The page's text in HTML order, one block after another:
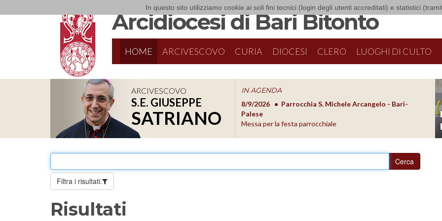
In questo sito utilizziamo cookie ai soli fini tecnici (login degli utenti accreditati) e statistici
Arcidiocesi di Bari Bitonto
HOME ARCIVESCOVO CURIA DIOCESI CLERO LUOGHI DI CULTO
ARCIVESCOVO
S.E. GIUSEPPE
SATRIANO
IN AGENDA
8/17/2026
Conversano
Conferenza Episcopale Pugliese
8/9/2026
Parrocchia S. Michele Arcangelo - Bari-
Palese
Messa per la festa parrocchiale
8/10/
Filtra i risultati.
Risultati